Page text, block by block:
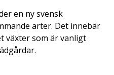
en ny svensk
arter. Det innebär
växter som är vanligt